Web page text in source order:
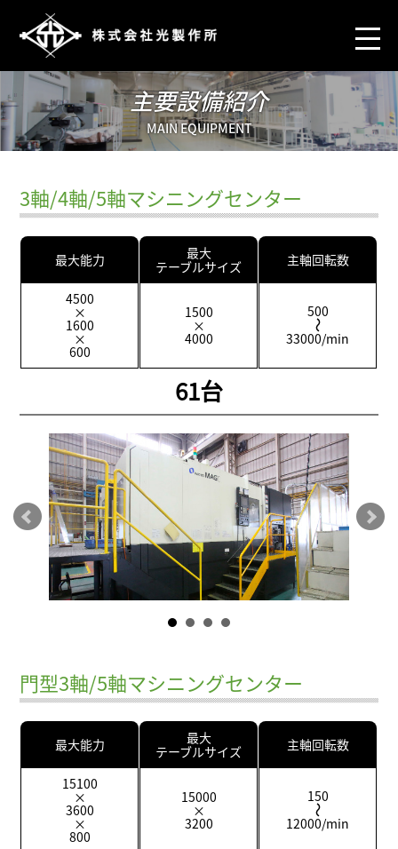
主要設備紹介
MAIN EQUIPMENT
3軸/4軸/5軸マシニングセンター
最大能力
最大
テーブルサイズ
主軸回転数
4500
×
1600
×
600
1500
×
4000
500
33000/min
61台
門型3軸/5軸マシニングセンター
最大能力
最大
テーブルサイズ
主軸回転数
15100
×
3600
×
800
15000
×
3200
150
12000/min